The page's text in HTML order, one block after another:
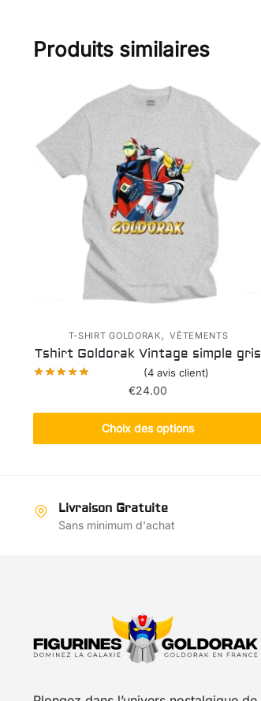
Produits similaires
T-SHIRT GOLDORAK,VÊTEMENTS
Tshirt Goldorak Vintage simple gris
(4 avis client)
€24.00
Choix des options
produit
variations.
Les
sur
la
page
produit
Livraison Gratuite
Sans minimum d'achat